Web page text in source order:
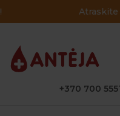
Atraskite
+370 700